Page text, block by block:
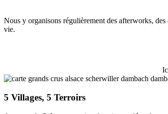
Nous y organisons régulièrement des afterworks,
vie.
5 Villages, 5 Terroirs